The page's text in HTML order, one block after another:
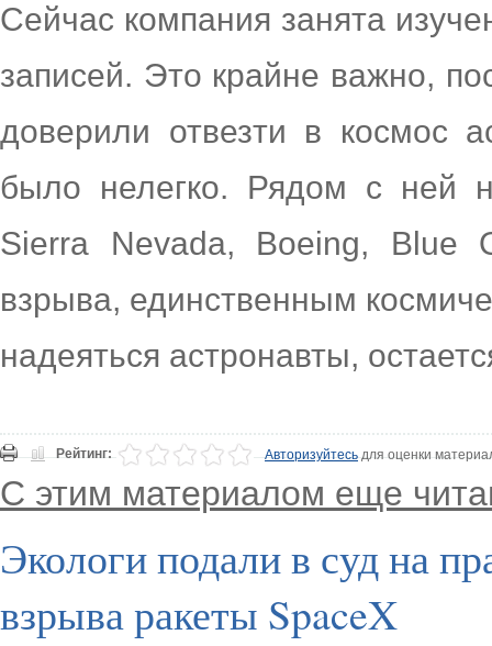
Сейчас компания занята
записей. Это крайне важно,
доверили отвезти в космос
было нелегко. Рядом с ней
Sierra Nevada, Boeing, Blue
взрыва, единственным
надеяться астронавты,
Рейтинг: Авторизуйтесьдля оценки
С этим материалом еще
Экологи подали в суд на
взрыва ракеты SpaceX